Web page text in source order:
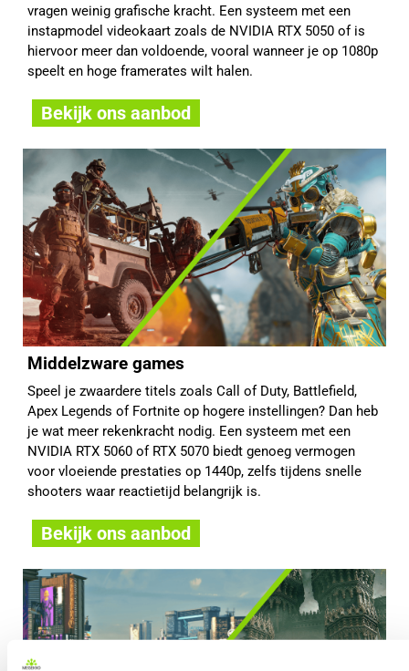
vragen weinig grafische kracht. Een systeem met een
instapmodel videokaart zoals de NVIDIA RTX 5050 of is
hiervoor meer dan voldoende, vooral wanneer je op 1080p
speelt en hoge framerates wilt halen.
Bekijk ons aanbod
Middelzware games
Speel je zwaardere titels zoals Call of Duty, Battlefield,
Apex Legends of Fortnite op hogere instellingen? Dan heb
je wat meer rekenkracht nodig. Een systeem met een
NVIDIA RTX 5060 of RTX 5070 biedt genoeg vermogen
voor vloeiende prestaties op 1440p, zelfs tijdens snelle
shooters waar reactietijd belangrijk is.
Bekijk ons aanbod